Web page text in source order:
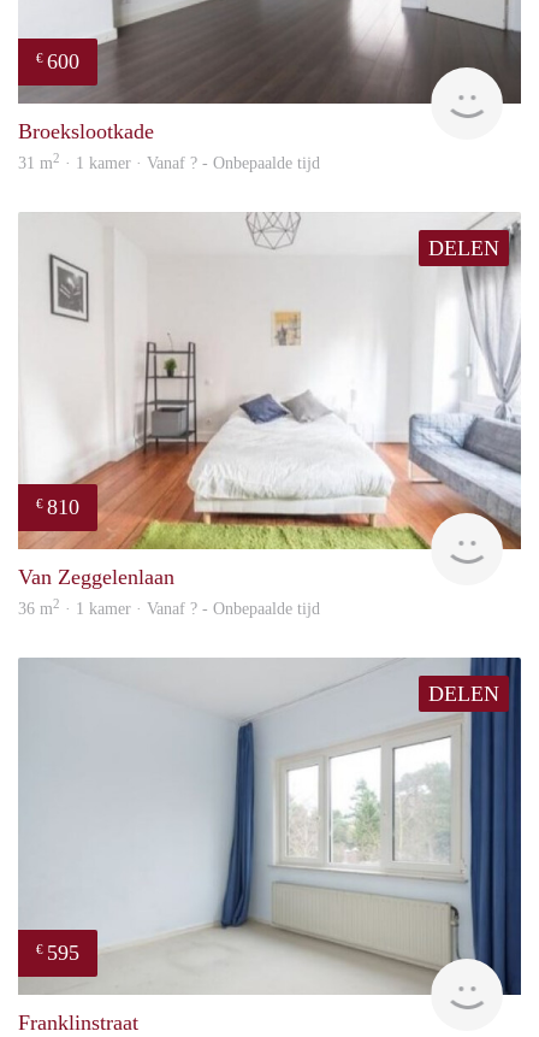
€ 600
Broekslootkade
31 m2 · 1 kamer · Vanaf ? - Onbepaalde tijd
DELEN
€ 810
Van Zeggelenlaan
36 m2 · 1 kamer · Vanaf ? - Onbepaalde tijd
DELEN
€ 595
Franklinstraat